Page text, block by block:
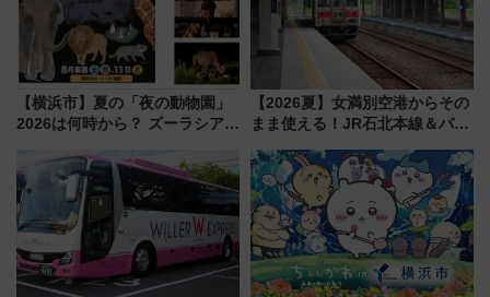
【横浜市】夏の「夜の動物園」
2026は何時から？ ズーラシア・
見どころ、限定イベントを徹底
解説！
【2026夏】女満別空港からその
まま使える！JR石北本線＆バス
ーパス」でおトクに道東観光
（8/3発売）